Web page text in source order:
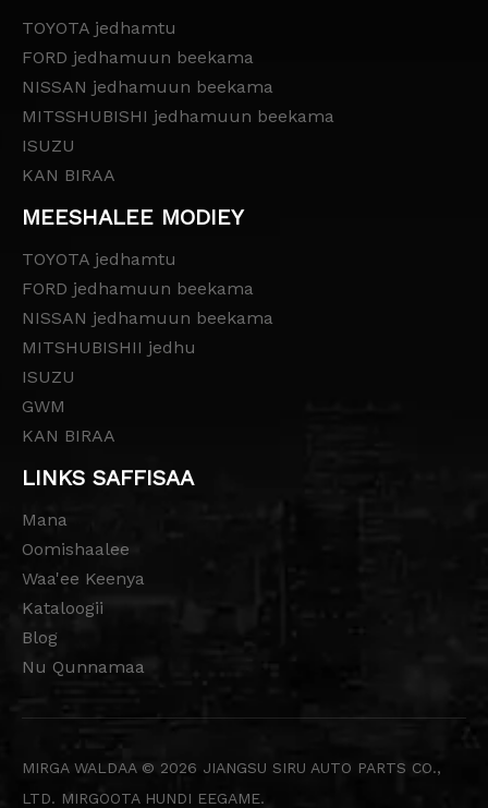
TOYOTA jedhamtu
FORD jedhamuun beekama
NISSAN jedhamuun beekama
MITSSHUBISHI jedhamuun beekama
ISUZU
KAN BIRAA
MEESHALEE MODIEY
TOYOTA jedhamtu
FORD jedhamuun beekama
NISSAN jedhamuun beekama
MITSHUBISHII jedhu
ISUZU
GWM
KAN BIRAA
LINKS SAFFISAA
Mana
Oomishaalee
Waa'ee Keenya
Kataloogii
Blog
Nu Qunnamaa
MIRGA WALDAA © 2026 JIANGSU SIRU AUTO PARTS CO.,
LTD. MIRGOOTA HUNDI EEGAME.